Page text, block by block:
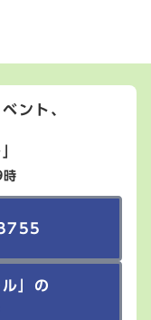
ント、
」の